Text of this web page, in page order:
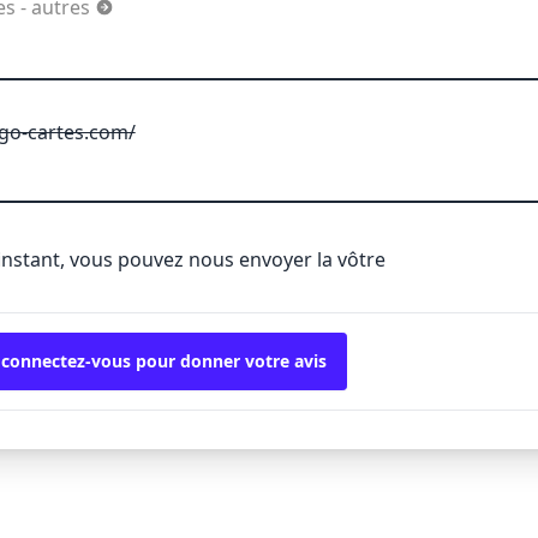
- autres
cartes.com/
vous pouvez nous envoyer la vôtre
vous pour donner votre avis